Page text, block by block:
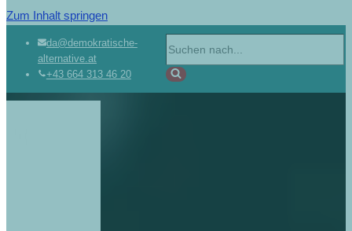
Zum Inhalt springen
da@demokratische-
alternative.at
+43 664 313 46 20